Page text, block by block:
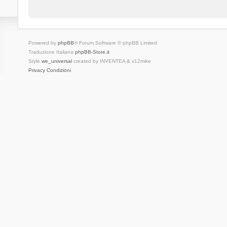
Powered by phpBB® Forum Software © phpBB Limited
Traduzione Italiana phpBB-Store.it
Style we_universalcreated by INVENTEA & v12mike
Privacy Condizioni